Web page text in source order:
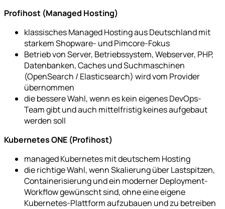
Profihost (Managed Hosting)
klassisches Managed Hosting aus Deutschland mit
starkem Shopware- und Pimcore-Fokus
Betrieb von Server, Betriebssystem, Webserver, PHP,
Datenbanken, Caches und Suchmaschinen
(OpenSearch / Elasticsearch) wird vom Provider
übernommen
die bessere Wahl, wenn es kein eigenes DevOps-
Team gibt und auch mittelfristig keines aufgebaut
werden soll
Kubernetes ONE (Profihost)
managed Kubernetes mit deutschem Hosting
die richtige Wahl, wenn Skalierung über Lastspitzen,
Containerisierung und ein moderner Deployment-
Workflow gewünscht sind, ohne eine eigene
Kubernetes-Plattform aufzubauen und zu betreiben